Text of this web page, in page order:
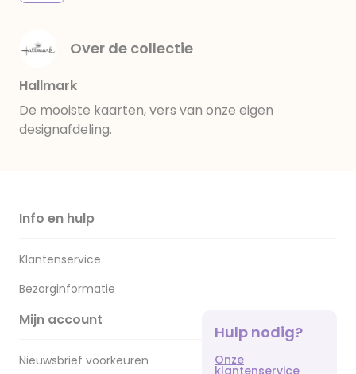
Over de collectie
Hallmark
De mooiste kaarten, vers van onze eigen
designafdeling.
Info en hulp
Klantenservice
Bezorginformatie
Mijn account
Nieuwsbrief voorkeuren
Hulp nodig?
Onze
klantenservice